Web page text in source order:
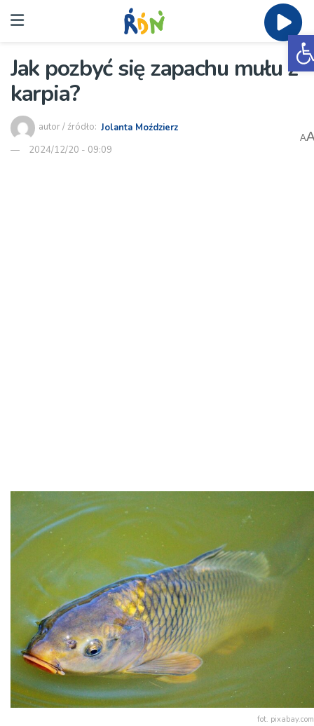
Jak pozbyć się zapachu mułu z
karpia?
autor / źródło: Jolanta Moździerz
2024/12/20 - 09:09
A
fot. pixabay.com